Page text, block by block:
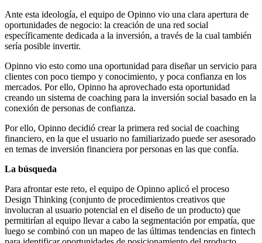
Ante esta ideología, el equipo de Opinno vio una clara apertura de
oportunidades de negocio: la creación de una red social
específicamente dedicada a la inversión, a través de la cual también
sería posible invertir.
Opinno vio esto como una oportunidad para diseñar un servicio para
clientes con poco tiempo y conocimiento, y poca confianza en los
mercados. Por ello, Opinno ha aprovechado esta oportunidad
creando un sistema de coaching para la inversión social basado en la
conexión de personas de confianza.
Por ello, Opinno decidió crear la primera red social de coaching
financiero, en la que el usuario no familiarizado puede ser asesorado
en temas de inversión financiera por personas en las que confía.
La búsqueda
Para afrontar este reto, el equipo de Opinno aplicó el proceso
Design Thinking (conjunto de procedimientos creativos que
involucran al usuario potencial en el diseño de un producto) que
permitirían al equipo llevar a cabo la segmentación por empatía, que
luego se combinó con un mapeo de las últimas tendencias en fintech